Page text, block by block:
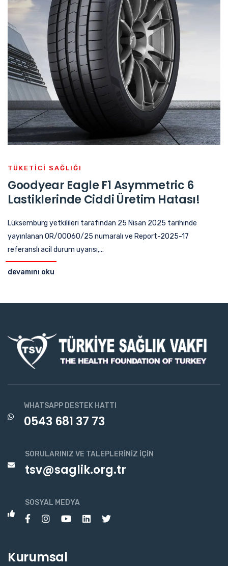
TÜKETICI SAĞLIĞI
Goodyear Eagle F1 Asymmetric 6
Lastiklerinde Ciddi Üretim Hatası!
Lüksemburg yetkilileri tarafından 25 Nisan 2025 tarihinde
yayınlanan OR/00060/25 numaralı ve Report-2025-17
referanslı acil durum uyarısı,...
devamını oku
WHATSAPP DESTEK HATTI
0543 681 37 73
SORULARINIZ VE TALEPLERINIZ İÇIN
tsv@saglik.org.tr
SOSYAL MEDYA
Kurumsal